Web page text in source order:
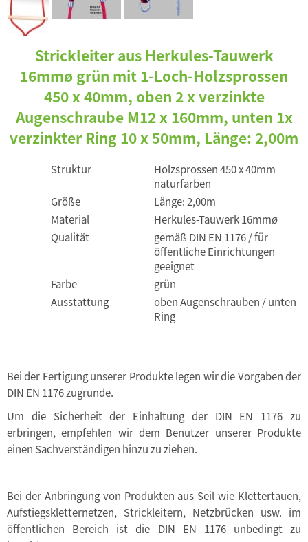
Strickleiter aus Herkules-Tauwerk
16mmø grün mit 1-Loch-Holzsprossen
450 x 40mm, oben 2 x verzinkte
Augenschraube M12 x 160mm, unten 1x
verzinkter Ring 10 x 50mm, Länge: 2,00m
Struktur
Holzsprossen 450 x 40mm
naturfarben
Größe
Länge: 2,00m
Material
Herkules-Tauwerk 16mmø
Qualität
gemäß DIN EN 1176 / für
öffentliche Einrichtungen
geeignet
Farbe
grün
Ausstattung
oben Augenschrauben / unten
Ring
Bei der Fertigung unserer Produkte legen wir die Vorgaben der
DIN EN 1176 zugrunde.
Um die Sicherheit der Einhaltung der DIN EN 1176 zu
erbringen, empfehlen wir dem Benutzer unserer Produkte
einen Sachverständigen hinzu zu ziehen.
Bei der Anbringung von Produkten aus Seil wie Klettertauen,
Aufstiegskletternetzen, Strickleitern, Netzbrücken usw. im
öffentlichen Bereich ist die DIN EN 1176 unbedingt zu